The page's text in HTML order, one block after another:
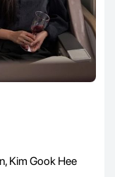
Kim Gook Hee